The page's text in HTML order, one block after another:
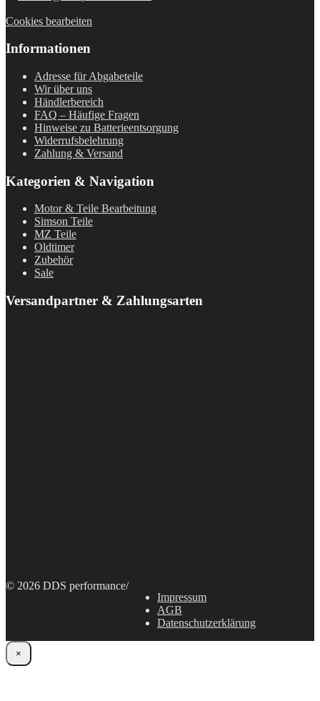
Cookies bearbeiten
Informationen
Adresse für Abgabeteile
Wir über uns
Händlerbereich
FAQ – Häufige Fragen
Hinweise zu Batterieentsorgung
Widerrufsbelehrung
Zahlung & Versand
Kategorien & Navigation
Motor & Teile Bearbeitung
Simson Teile
MZ Teile
Oldtimer
Zubehör
Sale
Versandpartner & Zahlungsarten
© 2026 DDS performance/
Impressum
AGB
Datenschutzerklärung
×